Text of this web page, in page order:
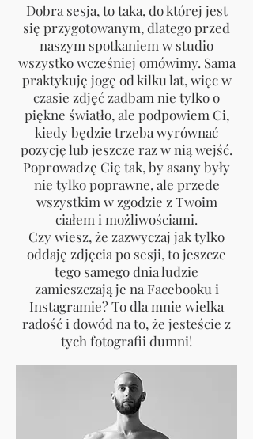
Dobra sesja, to taka, do której jest
się przygotowanym, dlatego przed
naszym spotkaniem w studio
wszystko wcześniej omówimy. Sama
praktykuję jogę od kilku lat, więc w
czasie zdjęć zadbam nie tylko o
piękne światło, ale podpowiem Ci,
kiedy będzie trzeba wyrównać
pozycję lub jeszcze raz w nią wejść.
Poprowadzę Cię tak, by asany były
nie tylko poprawne, ale przede
wszystkim w zgodzie z Twoim
ciałem i możliwościami.
Czy wiesz, że zazwyczaj jak tylko
oddaję zdjęcia po sesji, to jeszcze
tego samego dnia ludzie
zamieszczają je na Facebooku i
Instagramie? To dla mnie wielka
radość i dowód na to, że jesteście z
tych fotografii dumni!